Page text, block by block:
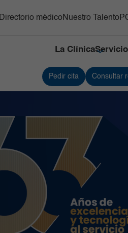
Directorio médicoNuestro Talento
La Clínica
Medicina Nuclear e Imágenes
Moleculares
Neurociencias
Oncología
Ortopedia y Traumatología
Radiología e Imágenes Diagnósticas
Pedir cita Consultar